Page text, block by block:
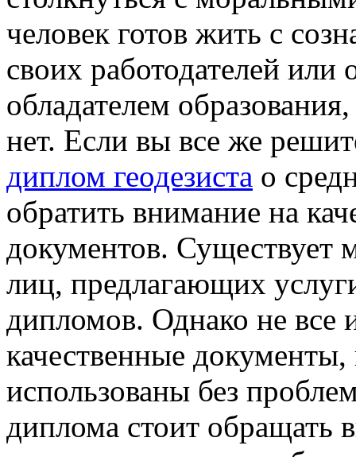
человек готов жить с
своих работодателей или
обладателем
нет. Если вы все же
диплом геодезиста о
обратить внимание на
документов. Существует
лиц, предлагающих
дипломов. Однако не все
качественные
использованы без
диплома стоит обращать